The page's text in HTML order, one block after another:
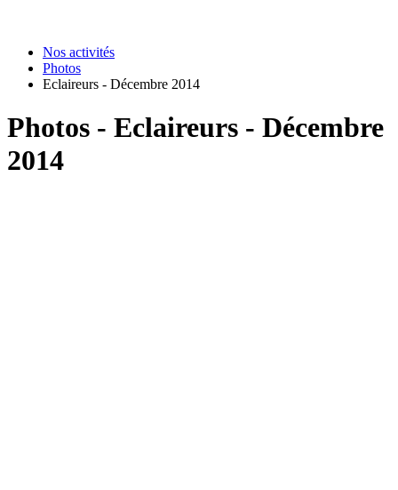
Nos activités
Photos
Eclaireurs - Décembre 2014
Photos - Eclaireurs - Décembre
2014